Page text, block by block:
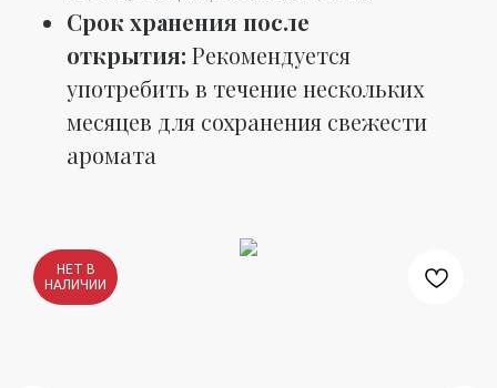
Срок хранения после
открытия: Рекомендуется
употребить в течение нескольких
месяцев для сохранения свежести
аромата
НЕТ В
НАЛИЧИИ